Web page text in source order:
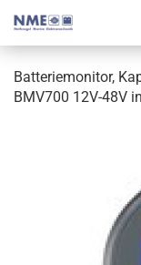
Batteriemonitor,
BMV700 12V-48V